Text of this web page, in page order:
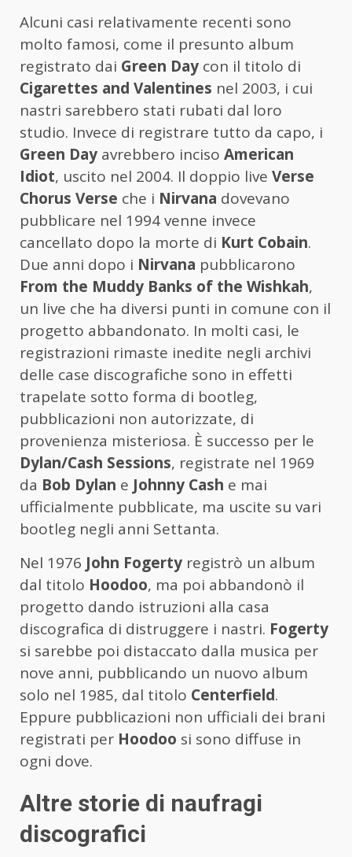
Alcuni casi relativamente recenti sono
molto famosi, come il presunto album
registrato dai Green Day con il titolo di
Cigarettes and Valentines nel 2003, i cui
nastri sarebbero stati rubati dal loro
studio. Invece di registrare tutto da capo, i
Green Day avrebbero inciso American
Idiot, uscito nel 2004. Il doppio live Verse
Chorus Verse che i Nirvana dovevano
pubblicare nel 1994 venne invece
cancellato dopo la morte di Kurt Cobain.
Due anni dopo i Nirvana pubblicarono
From the Muddy Banks of the Wishkah,
un live che ha diversi punti in comune con il
progetto abbandonato. In molti casi, le
registrazioni rimaste inedite negli archivi
delle case discografiche sono in effetti
trapelate sotto forma di bootleg,
pubblicazioni non autorizzate, di
provenienza misteriosa. È successo per le
Dylan/Cash Sessions, registrate nel 1969
da Bob Dylan e Johnny Cash e mai
ufficialmente pubblicate, ma uscite su vari
bootleg negli anni Settanta.
Nel 1976 John Fogerty registrò un album
dal titolo Hoodoo, ma poi abbandonò il
progetto dando istruzioni alla casa
discografica di distruggere i nastri. Fogerty
si sarebbe poi distaccato dalla musica per
nove anni, pubblicando un nuovo album
solo nel 1985, dal titolo Centerfield.
Eppure pubblicazioni non ufficiali dei brani
registrati per Hoodoo si sono diffuse in
ogni dove.
Altre storie di naufragi
discografici